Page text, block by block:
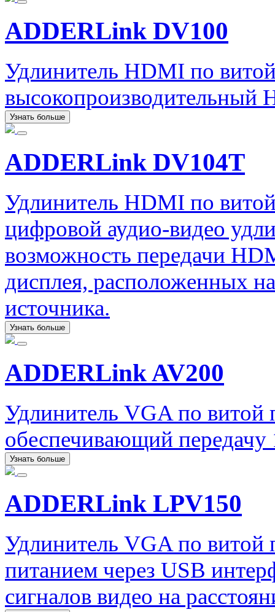
ADDERLink DV100
Удлинитель HDMI по
высокопроизводительный
Узнать больше
ADDERLink DV104T
Удлинитель HDMI по
цифровой аудио-видео
возможность передачи
дисплея, расположенных
источника.
Узнать больше
ADDERLink AV200
Удлинитель VGA по
обеспечивающий передачу
Узнать больше
ADDERLink LPV150
Удлинитель VGA по
питанием через USB
сигналов видео на